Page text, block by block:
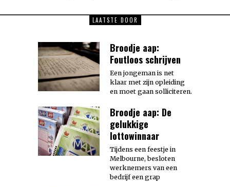
LAATSTE DOOR
Broodje aap:
Foutloos schrijven
Een jongeman is net
klaar met zijn opleiding
en moet gaan solliciteren.
Broodje aap: De
gelukkige
lottowinnaar
Tijdens een feestje in
Melbourne, besloten
werknemers van een
bedrijf een grap